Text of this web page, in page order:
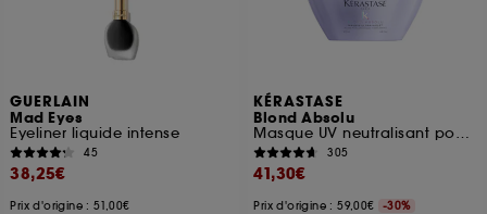
GUERLAIN
Mad Eyes
Eyeliner liquide intense
45
38,25€
Prix d'origine : 51,00€
KÉRASTASE
Blond Absolu
Masque UV neutralisant pour cheveux blonds, décolorés, méchés
305
41,30€
Prix d'origine : 59,00€ -30%